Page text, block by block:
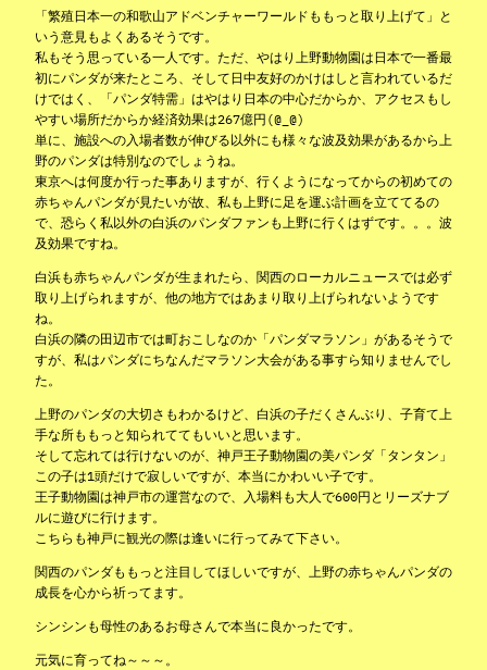
「繁殖日本一の和歌山アドベンチャーワールドももっと取り上げて」と
いう意見もよくあるそうです。
私もそう思っている一人です。ただ、やはり上野動物園は日本で一番最
初にパンダが来たところ、そして日中友好のかけはしと言われているだ
けではく、「パンダ特需」はやはり日本の中心だからか、アクセスもし
やすい場所だからか経済効果は267億円(@_@)
単に、施設への入場者数が伸びる以外にも様々な波及効果があるから上
野のパンダは特別なのでしょうね。
東京へは何度か行った事ありますが、行くようになってからの初めての
赤ちゃんパンダが見たいが故、私も上野に足を運ぶ計画を立ててるの
で、恐らく私以外の白浜のパンダファンも上野に行くはずです。。。波
及効果ですね。
白浜も赤ちゃんパンダが生まれたら、関西のローカルニュースでは必ず
取り上げられますが、他の地方ではあまり取り上げられないようです
ね。
白浜の隣の田辺市では町おこしなのか「パンダマラソン」があるそうで
すが、私はパンダにちなんだマラソン大会がある事すら知りませんでし
た。
上野のパンダの大切さもわかるけど、白浜の子だくさんぶり、子育て上
手な所ももっと知られててもいいと思います。
そして忘れては行けないのが、神戸王子動物園の美パンダ「タンタン」
この子は1頭だけで寂しいですが、本当にかわいい子です。
王子動物園は神戸市の運営なので、入場料も大人で600円とリーズナブ
ルに遊びに行けます。
こちらも神戸に観光の際は逢いに行ってみて下さい。
関西のパンダももっと注目してほしいですが、上野の赤ちゃんパンダの
成長を心から祈ってます。
シンシンも母性のあるお母さんで本当に良かったです。
元気に育ってね～～～。